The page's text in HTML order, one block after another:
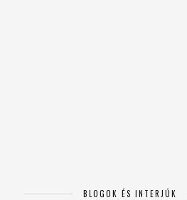
BLOGOK ÉS INTERJÚK